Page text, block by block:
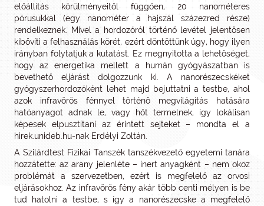
előállítás körülményeitől függően, 20 nanométeres
pórusukkal (egy nanométer a hajszál százezred része)
rendelkeznek. Mivel a hordozóról történő levétel jelentősen
kibővíti a felhasználás körét, ezért döntöttünk úgy, hogy ilyen
irányban folytatjuk a kutatást. Ez megnyitotta a lehetőséget,
hogy az energetika mellett a humán gyógyászatban is
bevethető eljárást dolgozzunk ki. A nanorészecskéket
gyógyszerhordozóként lehet majd bejuttatni a testbe, ahol
azok infravörös fénnyel történő megvilágítás hatására
hatóanyagot adnak le, vagy hőt termelnek, így lokálisan
képesek elpusztítani az érintett sejteket – mondta el a
hirek.unideb.hu-nak Erdélyi Zoltán.
A Szilárdtest Fizikai Tanszék tanszékvezető egyetemi tanára
hozzátette: az arany jelenléte – inert anyagként – nem okoz
problémát a szervezetben, ezért is megfelelő az orvosi
eljárásokhoz. Az infravörös fény akár több centi mélyen is be
tud hatolni a testbe, s így a nanorészecske a megfelelő